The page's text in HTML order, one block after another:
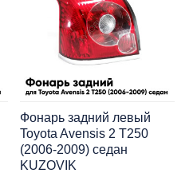
Фонарь задний левый
Toyota Avensis 2 T250
(2006-2009) седан
KUZOVIK